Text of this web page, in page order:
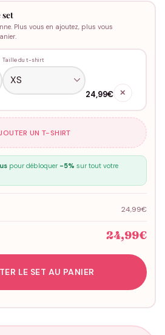
set
Plus vous en ajoutez, plus vous
Taille du t-shirt
24,99€ ✕
UN T-SHIRT
pour débloquer -5% sur tout votre
24,99€
24,99€
LE SET AU PANIER